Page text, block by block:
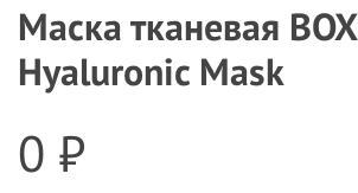
Маска тканевая BOX
Hyaluronic Mask
0 ₽